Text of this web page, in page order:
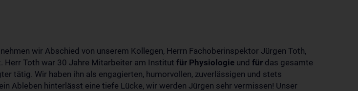
wir Abschied von unserem Kollegen, Herrn Fachoberinspektor Jürgen Toth,
Herr Toth war 30 Jahre Mitarbeiter am Institut für Physiologie und für das gesamte
tätig. Wir haben ihn als engagierten, humorvollen, zuverlässigen und stets
Ableben hinterlässt eine tiefe Lücke, wir werden Jürgen sehr vermissen! Unser